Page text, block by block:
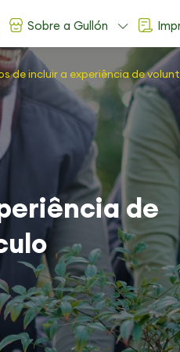
Sobre a Gullón
de incluir a experiência de
de